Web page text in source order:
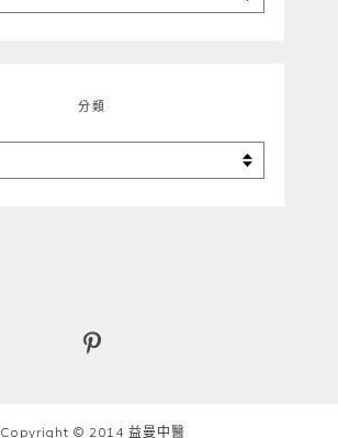
分類
Copyright © 2014 益曼中醫